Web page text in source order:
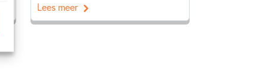
Lees meer